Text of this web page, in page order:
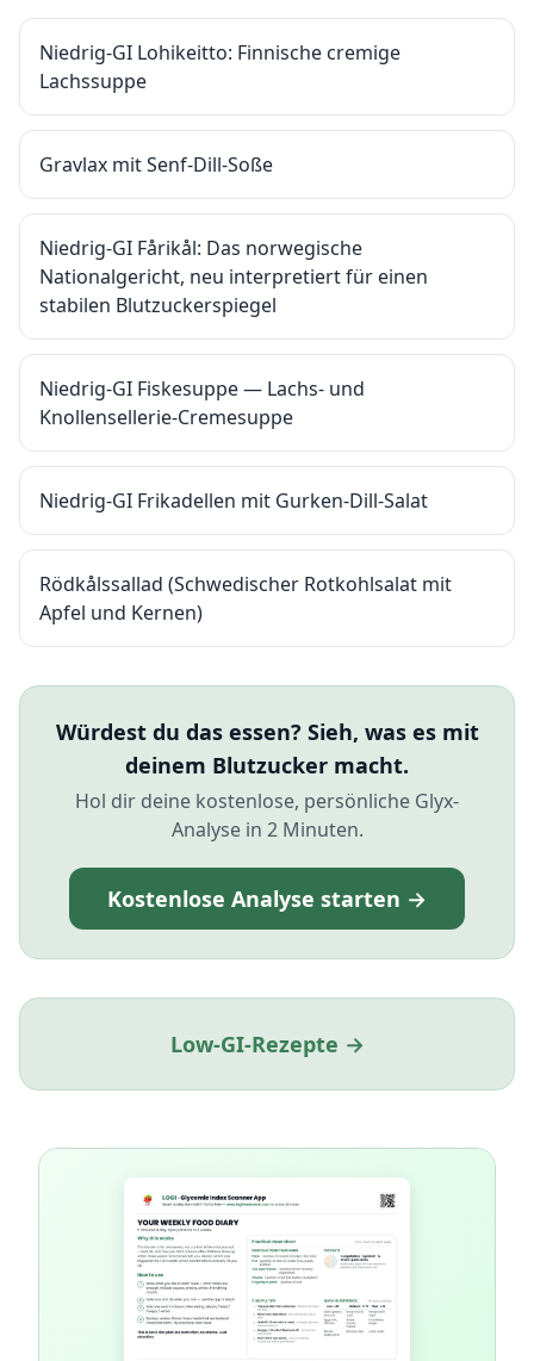
Niedrig-GI Lohikeitto: Finnische cremige
Lachssuppe
Gravlax mit Senf-Dill-Soße
Niedrig-GI Fårikål: Das norwegische
Nationalgericht, neu interpretiert für einen
stabilen Blutzuckerspiegel
Niedrig-GI Fiskesuppe — Lachs- und
Knollensellerie-Cremesuppe
Niedrig-GI Frikadellen mit Gurken-Dill-Salat
Rödkålssallad (Schwedischer Rotkohlsalat mit
Apfel und Kernen)
Würdest du das essen? Sieh, was es mit
deinem Blutzucker macht.
Hol dir deine kostenlose, persönliche Glyx-
Analyse in 2 Minuten.
Kostenlose Analyse starten →
Low-GI-Rezepte →